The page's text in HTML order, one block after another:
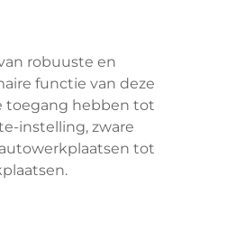
robuuste en
functie van deze
toegang hebben tot
instelling, zware
tot